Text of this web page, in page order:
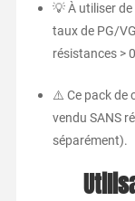
💡 À utiliser
taux de PG/
résistances >
⚠️ Ce pack de
vendu SANS
séparément).